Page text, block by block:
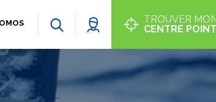
TROUVER
CENTRE